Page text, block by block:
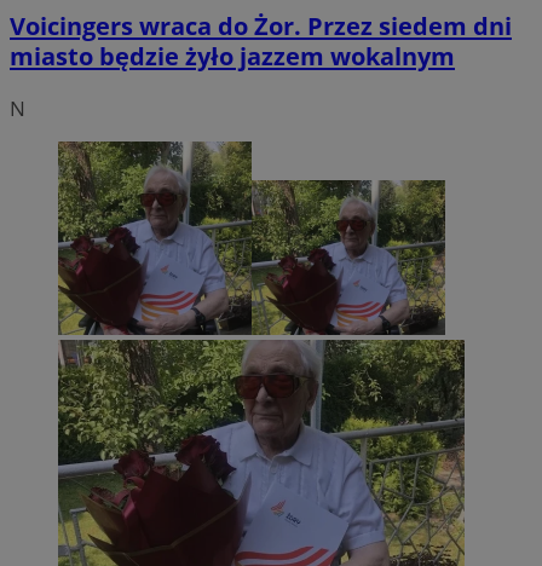
Voicingers wraca do Żor. Przez siedem dni
miasto będzie żyło jazzem wokalnym
N